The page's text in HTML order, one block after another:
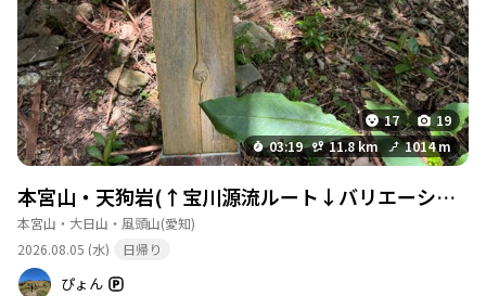
17
19
03:19
11.8 km 1014 m
本宮山・天狗岩(↑宝川源流ルート↓バリエーション)
本宮山・大日山・風頭山(愛知)
2026.08.05 (水)
日帰り
ぴょん